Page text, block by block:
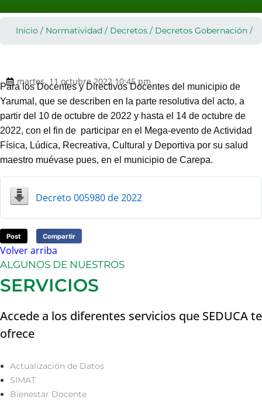
Inicio / Normatividad / Decretos / Decretos Gobernación /
martes, 11 octubre 2022 10:45 pm
Para los Docentes y Directivos Docentes del municipio de
Yarumal, que se describen en la parte resolutiva del acto, a
partir del 10 de octubre de 2022 y hasta el 14 de octubre de
2022, con el fin de participar en el Mega-evento de Actividad
Física, Lúdica, Recreativa, Cultural y Deportiva por su salud
maestro muévase pues, en el municipio de Carepa.
Decreto 005980 de 2022
Post Compartir
Volver arriba
ALGUNOS DE NUESTROS
SERVICIOS
Accede a los diferentes servicios que SEDUCA te
ofrece
Actualización de Datos
SIMAT
Bienestar Docente